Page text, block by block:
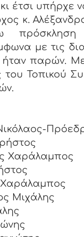
έτσι υπήρχε
με τις
ήταν παρών.
του Τοπικού
Μιχάλης